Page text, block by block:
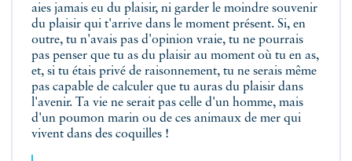
aies jamais eu du plaisir, ni garder le moindre souvenir
du plaisir qui t'arrive dans le moment présent. Si, en
outre, tu n'avais pas d'opinion vraie, tu ne pourrais
pas penser que tu as du plaisir au moment où tu en as,
et, si tu étais privé de raisonnement, tu ne serais même
pas capable de calculer que tu auras du plaisir dans
l'avenir. Ta vie ne serait pas celle d'un homme, mais
d'un poumon marin ou de ces animaux de mer qui
vivent dans des coquilles !